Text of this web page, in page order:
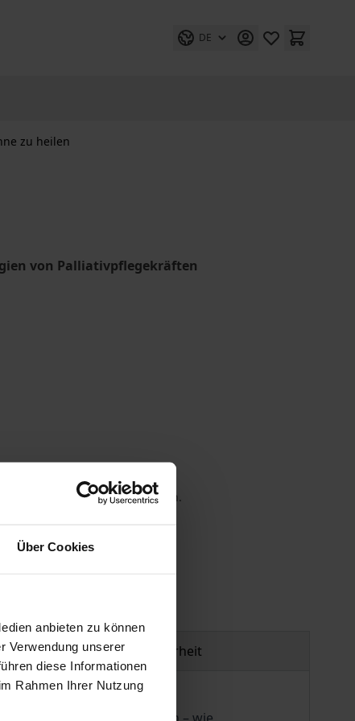
Über Cookies
anbieten zu können
Verwendung unserer
diese Informationen
Rahmen Ihrer Nutzung
DE
zu heilen
von Palliativpflegekräften
MwSt. an der Kasse variieren.
Produktsicherheit